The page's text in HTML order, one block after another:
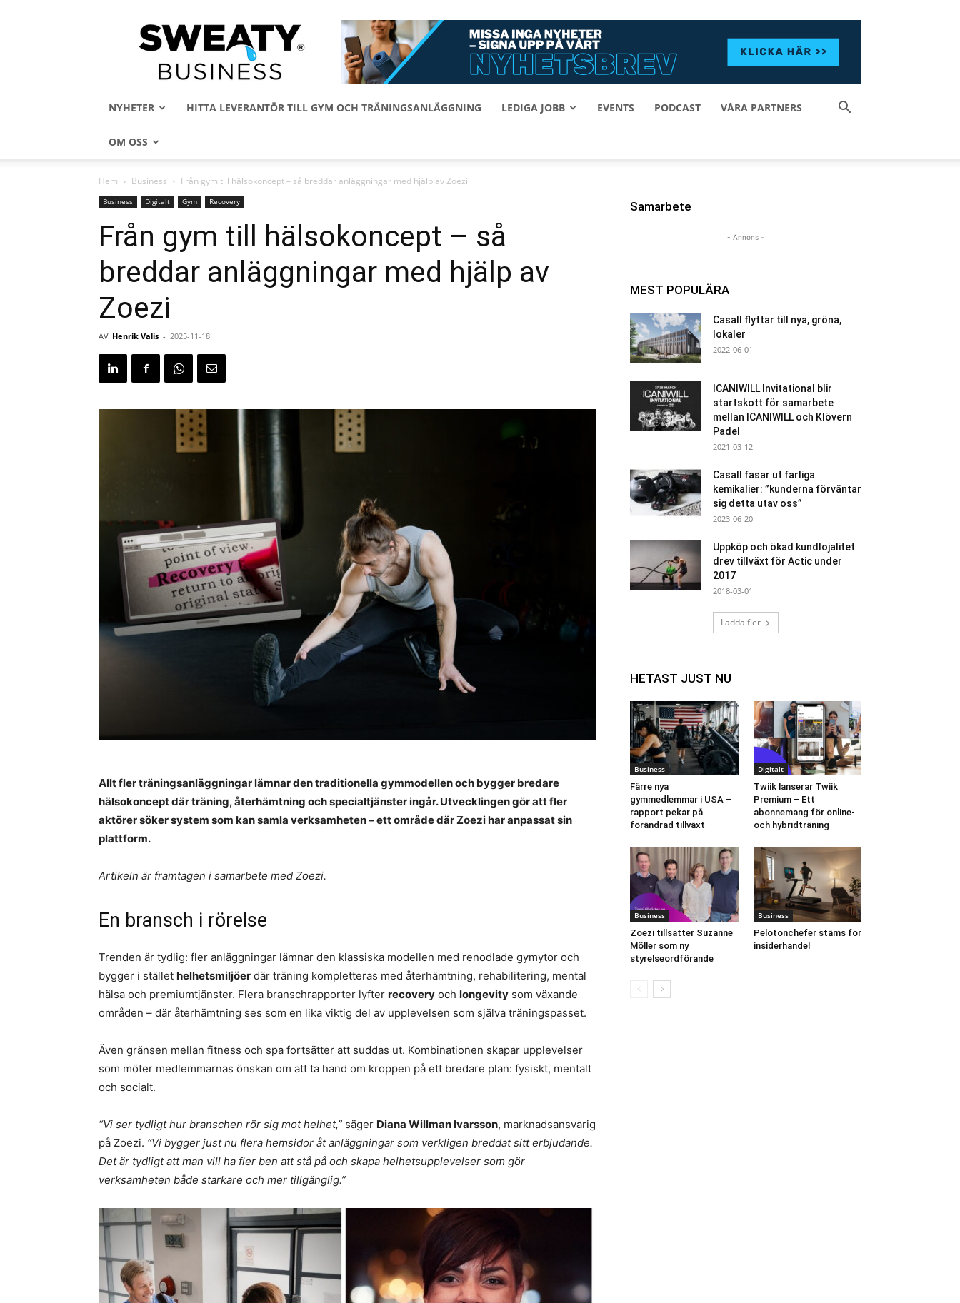
Sweaty
Business
NYHETER HITTA LEVERANTÖR TILL GYM OCH TRÄNINGSANLÄGGNING LEDIGA JOBB EVENTS PODCAST VÅRA PARTNERS
OM OSS
Hem Business Från gym till hälsokoncept – så breddar anläggningar med hjälp av Zoezi
Business Digitalt Gym Recovery
Från gym till hälsokoncept – så
breddar anläggningar med hjälp av
Zoezi
AV Henrik Valis - 2025-11-18
Allt fler träningsanläggningar lämnar den traditionella gymmodellen och bygger bredare
hälsokoncept där träning, återhämtning och specialtjänster ingår. Utvecklingen gör att fler
aktörer söker system som kan samla verksamheten – ett område där Zoezi har anpassat sin
plattform.
Artikeln är framtagen i samarbete med Zoezi.
En bransch i rörelse
Trenden är tydlig: fler anläggningar lämnar den klassiska modellen med renodlade gymytor och
bygger i stället helhetsmiljöer där träning kompletteras med återhämtning, rehabilitering, mental
hälsa och premiumtjänster. Flera branschrapporter lyfter recovery och longevity som växande
områden – där återhämtning ses som en lika viktig del av upplevelsen som själva träningspasset.
Även gränsen mellan fitness och spa fortsätter att suddas ut. Kombinationen skapar upplevelser
som möter medlemmarnas önskan om att ta hand om kroppen på ett bredare plan: fysiskt, mentalt
och socialt.
“Vi ser tydligt hur branschen rör sig mot helhet,” säger Diana Willman Ivarsson, marknadsansvarig
på Zoezi. “Vi bygger just nu flera hemsidor åt anläggningar som verkligen breddat sitt erbjudande.
Det är tydligt att man vill ha fler ben att stå på och skapa helhetsupplevelser som gör
verksamheten både starkare och mer tillgänglig.”
Samarbete
- Annons -
MEST POPULÄRA
Casall flyttar till nya, gröna,
lokaler
2022-06-01
ICANIWILL Invitational blir
startskott för samarbete
mellan ICANIWILL och Klövern
Padel
2021-03-12
Casall fasar ut farliga
kemikalier: ”kunderna förväntar
sig detta utav oss”
2023-06-20
Uppköp och ökad kundlojalitet
drev tillväxt för Actic under
2017
2018-03-01
Ladda fler
HETAST JUST NU
Business
Färre nya
gymmedlemmar i USA –
rapport pekar på
förändrad tillväxt
Digitalt
Twiik lanserar Twiik
Premium – Ett
abonnemang för online-
och hybridträning
Business
Zoezi tillsätter Suzanne
Möller som ny
styrelseordförande
Business
Pelotonchefer stäms för
insiderhandel